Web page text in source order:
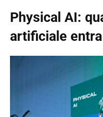
Physical AI:
artificiale